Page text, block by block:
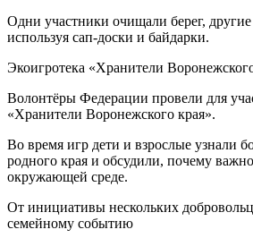
Одни участники очищали берег, другие
используя сап-доски и байдарки.
Экоигротека «Хранители
Волонтёры Федерации провели для
«Хранители Воронежского края».
Во время игр дети и взрослые узнали
родного края и обсудили, почему
окружающей среде.
От инициативы нескольких
семейному событию